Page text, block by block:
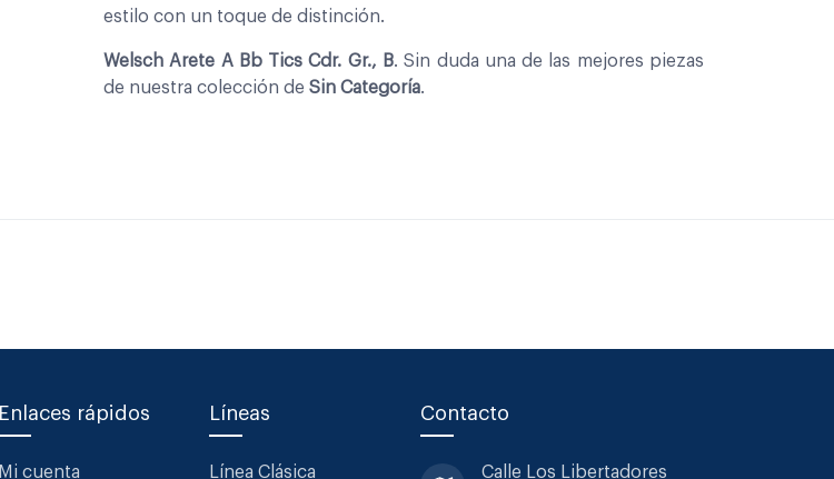
estilo con un toque de distinción.
Welsch Arete A Bb Tics Cdr. Gr., B. Sin duda una de las mejores piezas
de nuestra colección de Sin Categoría.
Enlaces rápidos
Mi cuenta
Líneas
Línea Clásica
Contacto
Calle Los Libertadores